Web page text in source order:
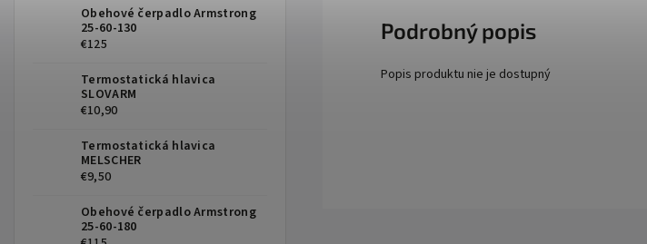
Obehové čerpadlo Armstrong
25-60-130
€125
Termostatická hlavica
SLOVARM
€10,90
Termostatická hlavica
MELSCHER
€9,50
Obehové čerpadlo Armstrong
25-60-180
Podrobný popis
Popis produktu nie je dostupný